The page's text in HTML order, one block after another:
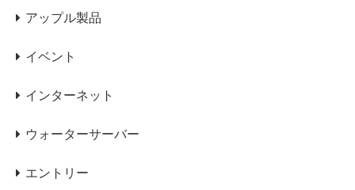
アップル製品
イベント
インターネット
ウォーターサーバー
エントリー